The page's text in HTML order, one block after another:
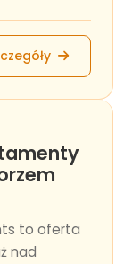
to oferta
nad